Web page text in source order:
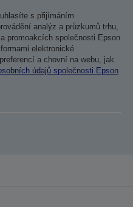
s přijímáním
analýz a průzkumů trhu,
promoakcích společnosti Epson
elektronické
a chovní na webu, jak
údajů společnosti Epson